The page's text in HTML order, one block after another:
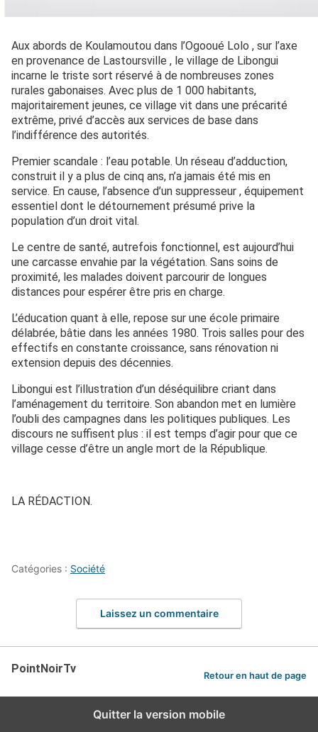
Aux abords de Koulamoutou dans l’Ogooué Lolo , sur l’axe
en provenance de Lastoursville , le village de Libongui
incarne le triste sort réservé à de nombreuses zones
rurales gabonaises. Avec plus de 1 000 habitants,
majoritairement jeunes, ce village vit dans une précarité
extrême, privé d’accès aux services de base dans
l’indifférence des autorités.
Premier scandale : l’eau potable. Un réseau d’adduction,
construit il y a plus de cinq ans, n’a jamais été mis en
service. En cause, l’absence d’un suppresseur , équipement
essentiel dont le détournement présumé prive la
population d’un droit vital.
Le centre de santé, autrefois fonctionnel, est aujourd’hui
une carcasse envahie par la végétation. Sans soins de
proximité, les malades doivent parcourir de longues
distances pour espérer être pris en charge.
L’éducation quant à elle, repose sur une école primaire
délabrée, bâtie dans les années 1980. Trois salles pour des
effectifs en constante croissance, sans rénovation ni
extension depuis des décennies.
Libongui est l’illustration d’un déséquilibre criant dans
l’aménagement du territoire. Son abandon met en lumière
l’oubli des campagnes dans les politiques publiques. Les
discours ne suffisent plus : il est temps d’agir pour que ce
village cesse d’être un angle mort de la République.
LA RÉDACTION.
Catégories : Société
Laissez un commentaire
PointNoirTv
Retour en haut de page
Quitter la version mobile